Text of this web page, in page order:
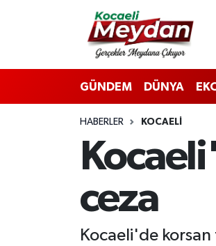
GÜNDEM DÜNYA
HABERLER KOCAELI
ceza
Kocaeli'de korsan
Nöbetçi Eczaneler
Hava Durumu
Trafik Durumu
Süper Lig Puan Durumu ve
Tüm Manşetler
Son Dakika Haberleri